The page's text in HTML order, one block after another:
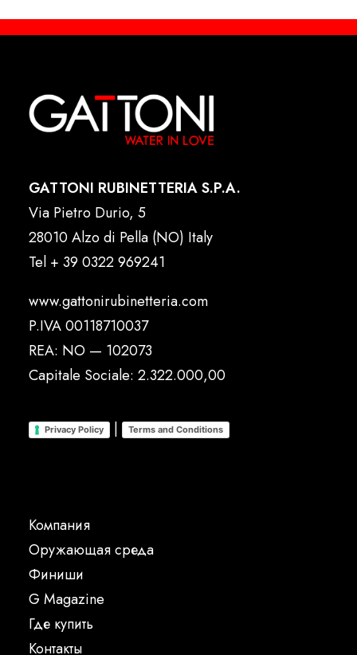
GATTONI RUBINETTERIA S.P.A.
Via Pietro Durio, 5
28010 Alzo di Pella (NO) Italy
Tel + 39 0322 969241
www.gattonirubinetteria.com
P.IVA 00118710037
REA: NO — 102073
Capitale Sociale: 2.322.000,00
Privacy Policy | Terms and Conditions
Компания
Oружающая среда
Финиши
G Magazine
Где купить
Контакты